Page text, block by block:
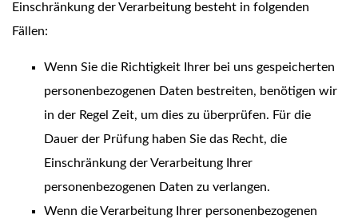
Einschränkung der Verarbeitung besteht in folgenden
Fällen:
Wenn Sie die Richtigkeit Ihrer bei uns gespeicherten
personenbezogenen Daten bestreiten, benötigen wir
in der Regel Zeit, um dies zu überprüfen. Für die
Dauer der Prüfung haben Sie das Recht, die
Einschränkung der Verarbeitung Ihrer
personenbezogenen Daten zu verlangen.
Wenn die Verarbeitung Ihrer personenbezogenen